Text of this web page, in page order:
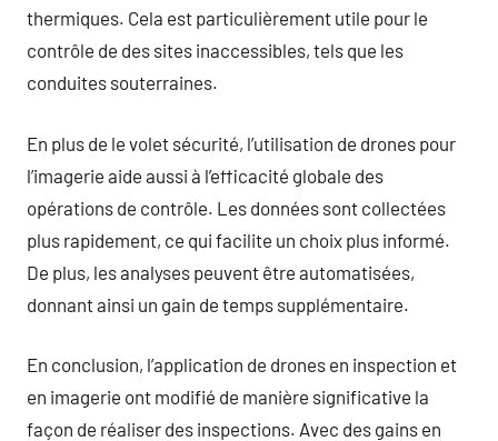
thermiques. Cela est particulièrement utile pour le
contrôle de des sites inaccessibles, tels que les
conduites souterraines.
En plus de le volet sécurité, l’utilisation de drones pour
l’imagerie aide aussi à l’efficacité globale des
opérations de contrôle. Les données sont collectées
plus rapidement, ce qui facilite un choix plus informé.
De plus, les analyses peuvent être automatisées,
donnant ainsi un gain de temps supplémentaire.
En conclusion, l’application de drones en inspection et
en imagerie ont modifié de manière significative la
façon de réaliser des inspections. Avec des gains en